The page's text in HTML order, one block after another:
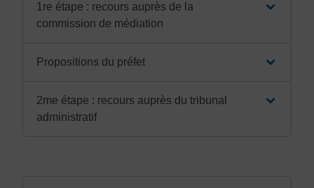
1re étape : recours auprès de la
commission de médiation
Propositions du préfet
2me étape : recours auprès du tribunal
administratif